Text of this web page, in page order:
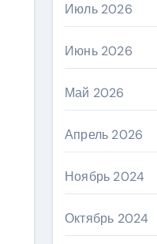
Июль 2026
Июнь 2026
Май 2026
Апрель 2026
Ноябрь 2024
Октябрь 2024